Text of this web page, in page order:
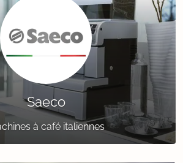
Saeco
à café italiennes